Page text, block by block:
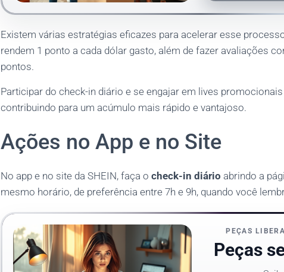
Existem várias estratégias eficazes para acelerar esse
rendem 1 ponto a cada dólar gasto, além de fazer avaliações
pontos.
Participar do check-in diário e se engajar em lives
contribuindo para um acúmulo mais rápido e vantajoso.
Ações no App e no Site
No app e no site da SHEIN, faça o check-in diário abrindo a
mesmo horário, de preferência entre 7h e 9h, quando você
PEÇAS
Peças